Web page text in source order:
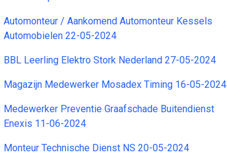
Automonteur / Aankomend Automonteur Kessels
Automobielen 22-05-2024
BBL Leerling Elektro Stork Nederland 27-05-2024
Magazijn Medewerker Mosadex Timing 16-05-2024
Medewerker Preventie Graafschade Buitendienst
Enexis 11-06-2024
Monteur Technische Dienst NS 20-05-2024